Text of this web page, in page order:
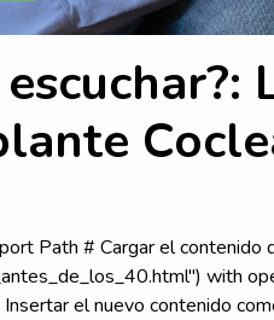
Path # Cargar el contenido
with
el nuevo contenido